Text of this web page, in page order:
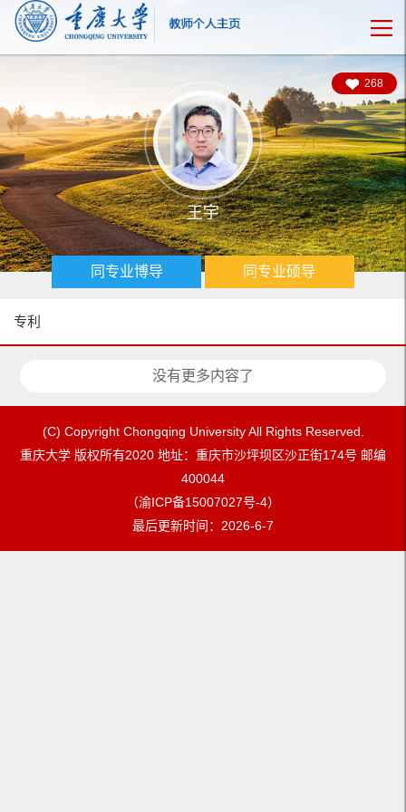
同专业博导 同专业硕导
268
王宇
专利
没有更多内容了
(C) Copyright Chongqing University All Rights Reserved.
重庆大学 版权所有2020 地址：重庆市沙坪坝区沙正街174号 邮编
400044
（渝ICP备15007027号-4）
最后更新时间： 2026-6-7